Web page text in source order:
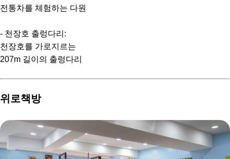
전통차를 체험하는 다원
- 천장호 출렁다리:
천장호를 가로지르는
207m 길이의 출렁다리
위로책방